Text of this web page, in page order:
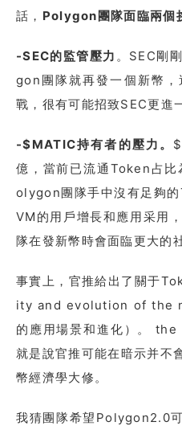
話， Polygon團隊面臨兩個
-SEC的監管壓力 。SEC剛
gon團隊就再發一個新幣
戰，很有可能招致SEC更進
-$MATIC持有者的壓力。
億，當前已流通Token占
olygon團隊手中沒有足夠
VM的用戶增長和應用采用
隊在發新幣時會面臨更大的
事實上，官推給出了關于
ity and evolution of the
的應用場景和進化）。
就是說官推可能在暗示并不
幣經濟學大修。
我猜團隊希望Polygon2.0